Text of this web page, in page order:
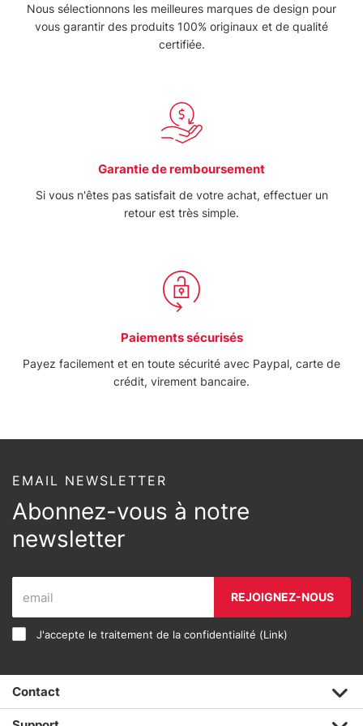
Nous sélectionnons les meilleures marques de design pour
vous garantir des produits 100% originaux et de qualité
certifiée.
Garantie de remboursement
Si vous n'êtes pas satisfait de votre achat, effectuer un
retour est très simple.
Paiements sécurisés
Payez facilement et en toute sécurité avec Paypal, carte de
crédit, virement bancaire.
EMAIL NEWSLETTER
Abonnez-vous à notre
newsletter
REJOIGNEZ-NOUS
J'accepte le traitement de la confidentialité (Link)
Contact